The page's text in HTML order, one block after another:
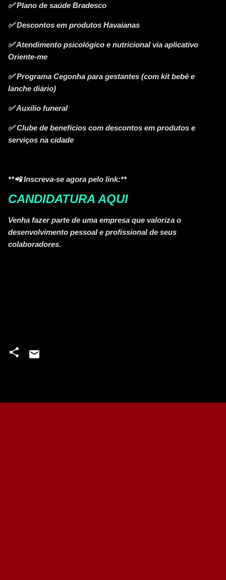
✅ Plano de saúde Bradesco
✅ Descontos em produtos Havaianas
✅ Atendimento psicológico e nutricional via aplicativo
Oriente-me
✅ Programa Cegonha para gestantes (com kit bebê e
lanche diário)
✅ Auxílio funeral
✅ Clube de benefícios com descontos em produtos e
serviços na cidade
**📲 Inscreva-se agora pelo link:**
CANDIDATURA AQUI
Venha fazer parte de uma empresa que valoriza o
desenvolvimento pessoal e profissional de seus
colaboradores.